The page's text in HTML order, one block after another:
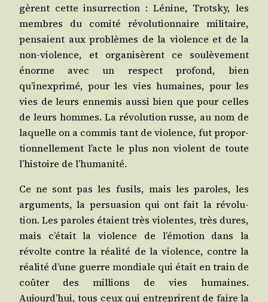
gèrent cette insur­rec­tion : Lénine, Trots­ky, les
membres du comi­té révo­lu­tion­naire mili­taire,
pen­saient aux pro­blèmes de la vio­lence et de la
non-vio­lence, et orga­ni­sèrent ce sou­lè­ve­ment
énorme avec un res­pect pro­fond, bien
qu’inexprimé, pour les vies humaines, pour les
vies de leurs enne­mis aus­si bien que pour celles
de leurs hommes. La révo­lu­tion russe, au nom de
laquelle on a com­mis tant de vio­lence, fut pro­por­
tion­nel­le­ment l’acte le plus non violent de toute
l’histoire de l’humanité.
Ce ne sont pas les fusils, mais les paroles, les
argu­ments, la per­sua­sion qui ont fait la révo­lu­
tion. Les paroles étaient très vio­lentes, très dures,
mais c’était la vio­lence de l’émotion dans la
révolte contre la réa­li­té de la vio­lence, contre la
réa­li­té d’une guerre mon­diale qui était en train de
coû­ter des mil­lions de vies humaines.
Aujourd’hui, tous ceux qui entre­prirent de faire la